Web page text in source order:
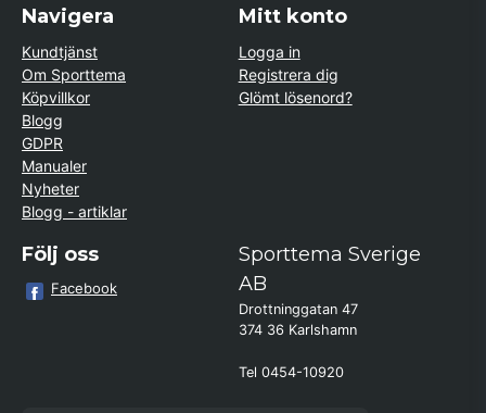
Navigera
Kundtjänst
Om Sporttema
Köpvillkor
Blogg
GDPR
Manualer
Nyheter
Blogg - artiklar
Mitt konto
Logga in
Registrera dig
Glömt lösenord?
Följ oss
Facebook
Sporttema Sverige
AB
Drottninggatan 47
374 36 Karlshamn
Tel 0454-10920